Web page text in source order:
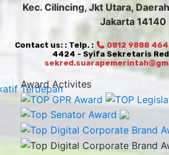
Kec. Cilincing, Jkt Utara,
Jakarta 14140
Contact us: : Telp. : 0812 9888
4424 - Syifa Sekretaris
Award Activites